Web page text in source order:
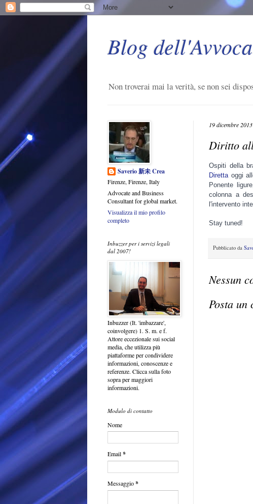
Blog
Non troverai mai la verità, se non sei
19 dicembre 2013
Diritto
Ospiti della
Direttaoggi
Ponente
colonna a
l'intervento
Stay tuned!
Pubblicato da
Nessun
Posta un
Saverio 新未 Crea
Firenze, Firenze, Italy
Advocate and Business
Consultant for global market.
Visualizza il mio profilo
completo
Inbuzzer per i servizi legali
dal 2007!
Inbuzzer (It. 'imbazzare',
coinvolgere) 1. S. m. e f.
Attore eccezionale sui social
media, che utilizza più
piattaforme per condividere
informazioni, conoscenze e
referenze. Clicca sulla foto
sopra per maggiori
informazioni.
Modulo di contatto
Nome
Email*
Messaggio*